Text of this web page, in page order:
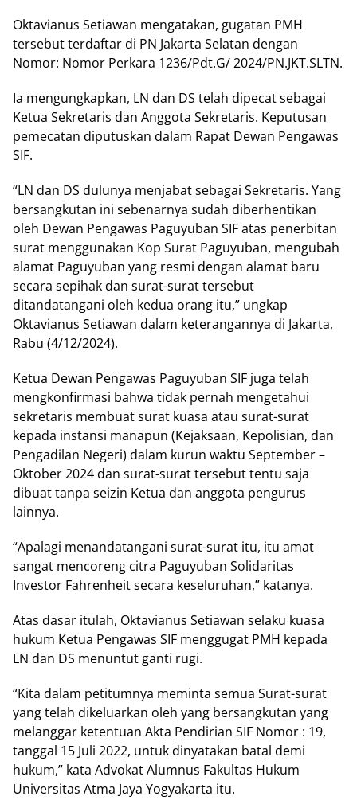
Oktavianus Setiawan mengatakan, gugatan PMH
tersebut terdaftar di PN Jakarta Selatan dengan
Nomor: Nomor Perkara 1236/Pdt.G/ 2024/PN.JKT.SLTN.
Ia mengungkapkan, LN dan DS telah dipecat sebagai
Ketua Sekretaris dan Anggota Sekretaris. Keputusan
pemecatan diputuskan dalam Rapat Dewan Pengawas
SIF.
“LN dan DS dulunya menjabat sebagai Sekretaris. Yang
bersangkutan ini sebenarnya sudah diberhentikan
oleh Dewan Pengawas Paguyuban SIF atas penerbitan
surat menggunakan Kop Surat Paguyuban, mengubah
alamat Paguyuban yang resmi dengan alamat baru
secara sepihak dan surat-surat tersebut
ditandatangani oleh kedua orang itu,” ungkap
Oktavianus Setiawan dalam keterangannya di Jakarta,
Rabu (4/12/2024).
Ketua Dewan Pengawas Paguyuban SIF juga telah
mengkonfirmasi bahwa tidak pernah mengetahui
sekretaris membuat surat kuasa atau surat-surat
kepada instansi manapun (Kejaksaan, Kepolisian, dan
Pengadilan Negeri) dalam kurun waktu September –
Oktober 2024 dan surat-surat tersebut tentu saja
dibuat tanpa seizin Ketua dan anggota pengurus
lainnya.
“Apalagi menandatangani surat-surat itu, itu amat
sangat mencoreng citra Paguyuban Solidaritas
Investor Fahrenheit secara keseluruhan,” katanya.
Atas dasar itulah, Oktavianus Setiawan selaku kuasa
hukum Ketua Pengawas SIF menggugat PMH kepada
LN dan DS menuntut ganti rugi.
“Kita dalam petitumnya meminta semua Surat-surat
yang telah dikeluarkan oleh yang bersangkutan yang
melanggar ketentuan Akta Pendirian SIF Nomor : 19,
tanggal 15 Juli 2022, untuk dinyatakan batal demi
hukum,” kata Advokat Alumnus Fakultas Hukum
Universitas Atma Jaya Yogyakarta itu.